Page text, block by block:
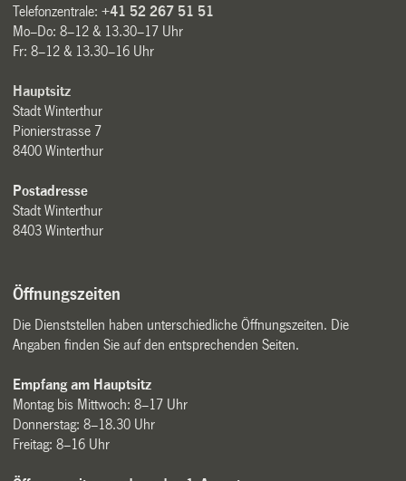
Telefonzentrale:+41 52 267 51 51
Mo–Do: 8–12 & 13.30–17 Uhr
Fr: 8–12 & 13.30–16 Uhr
Hauptsitz
Stadt Winterthur
Pionierstrasse 7
8400 Winterthur
Postadresse
Stadt Winterthur
8403 Winterthur
Öffnungszeiten
Die Dienststellen haben unterschiedliche Öffnungszeiten. Die
Angaben finden Sie auf den entsprechenden Seiten.
Empfang am Hauptsitz
Montag bis Mittwoch: 8–17 Uhr
Donnerstag: 8–18.30 Uhr
Freitag: 8–16 Uhr